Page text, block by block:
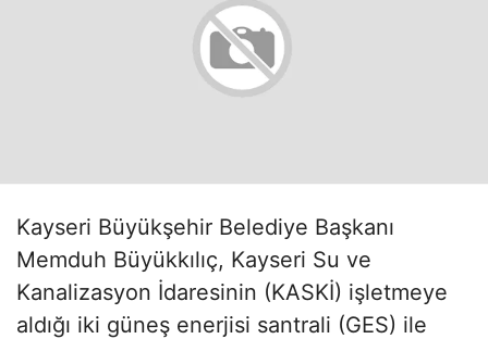
Kayseri Büyükşehir Belediye Başkanı
Memduh Büyükkılıç, Kayseri Su ve
Kanalizasyon İdaresinin (KASKİ) işletmeye
aldığı iki güneş enerjisi santrali (GES) ile